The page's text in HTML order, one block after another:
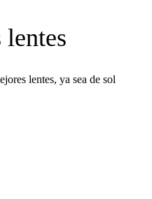
lentes, ya sea de sol